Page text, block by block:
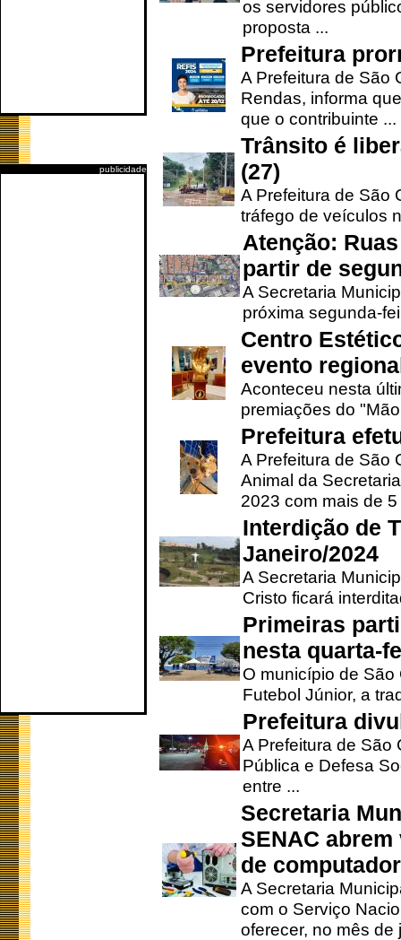
publicidade
os servidores
proposta ...
Prefeitura
A Prefeitura de São
Rendas, informa
que o contribuinte ...
Trânsito é
(27)
A Prefeitura de São
tráfego de veículos
Atenção:
partir de
A Secretaria
próxima segunda-
Centro
evento
Aconteceu nesta
premiações do
Prefeitura
A Prefeitura de São
Animal da
2023 com mais de 5
Interdição de
Janeiro/2024
A Secretaria
Cristo ficará
Primeiras
nesta quarta-
O município de
Futebol Júnior, a
Prefeitura
A Prefeitura de São
Pública e Defesa
entre ...
Secretaria
SENAC
de
A Secretaria
com o Serviço
oferecer, no mês de